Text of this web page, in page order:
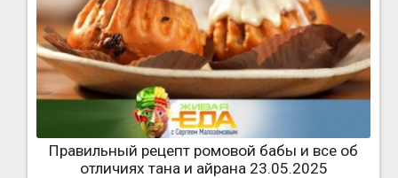
Правильный рецепт ромовой бабы и все об
отличиях тана и айрана 23.05.2025